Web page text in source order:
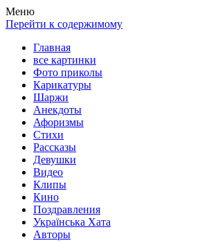
Весела хата — прикольные картинки,
клипы!
Покажем всем ваши фото приколы,
рассказы, видео и песни!
Меню
Перейти к содержимому
Главная
все картинки
Фото приколы
Карикатуры
Шаржи
Анекдоты
Афоризмы
Стихи
Рассказы
Девушки
Видео
Клипы
Кино
Поздравления
Українська Хата
Авторы